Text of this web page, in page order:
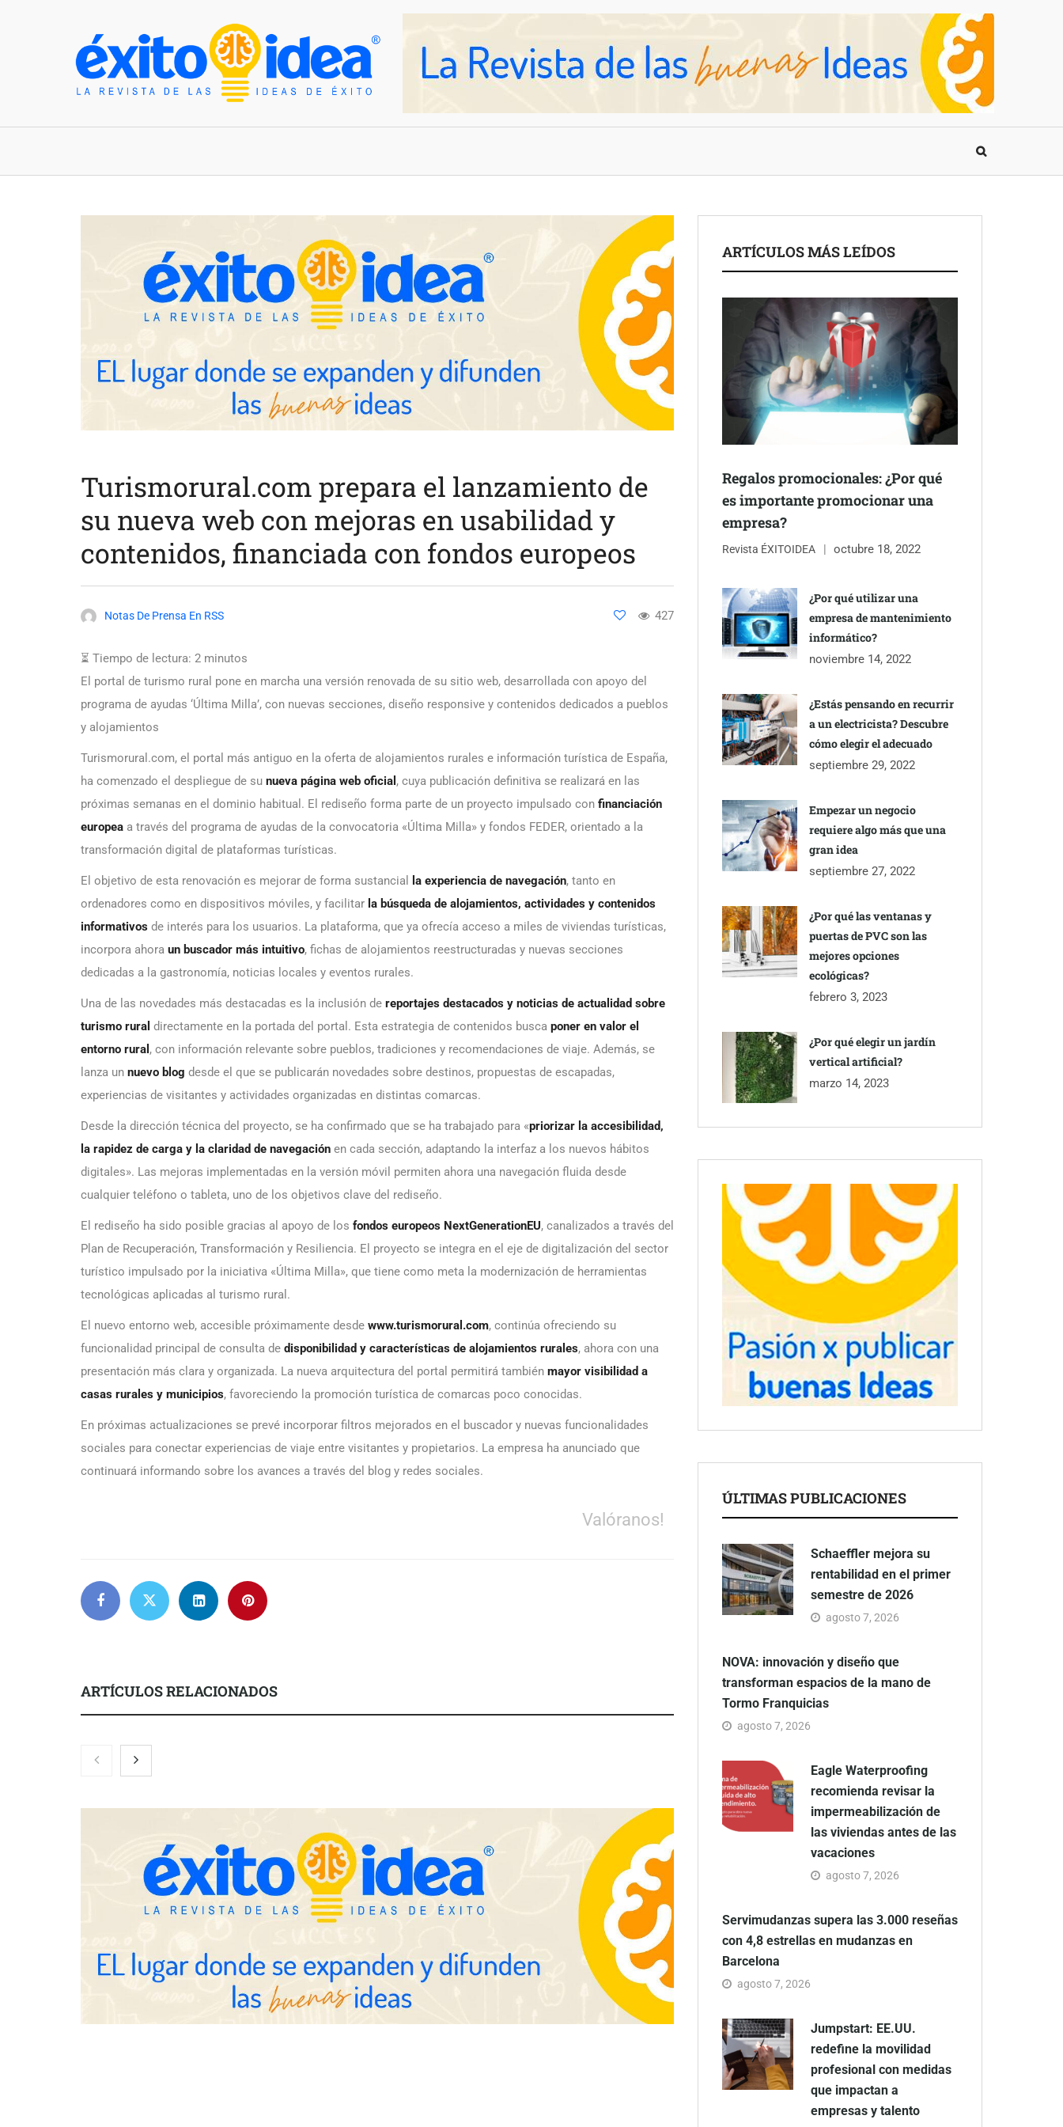
Turismorural.com prepara el lanzamiento de
su nueva web con mejoras en usabilidad y
contenidos, financiada con fondos europeos
Notas De Prensa En RSS 427
⏳ Tiempo de lectura: 2 minutos
El portal de turismo rural pone en marcha una versión renovada de su sitio web, desarrollada con apoyo del
programa de ayudas ‘Última Milla’, con nuevas secciones, diseño responsive y contenidos dedicados a pueblos
y alojamientos
Turismorural.com, el portal más antiguo en la oferta de alojamientos rurales e información turística de España,
ha comenzado el despliegue de su nueva página web oficial , cuya publicación definitiva se realizará en las
próximas semanas en el dominio habitual. El rediseño forma parte de un proyecto impulsado con financiación
europea a través del programa de ayudas de la convocatoria «Última Milla» y fondos FEDER, orientado a la
transformación digital de plataformas turísticas.
El objetivo de esta renovación es mejorar de forma sustancial la experiencia de navegación, tanto en
ordenadores como en dispositivos móviles, y facilitar la búsqueda de alojamientos, actividades y contenidos
informativos de interés para los usuarios. La plataforma, que ya ofrecía acceso a miles de viviendas turísticas,
incorpora ahora un buscador más intuitivo, fichas de alojamientos reestructuradas y nuevas secciones
dedicadas a la gastronomía, noticias locales y eventos rurales.
Una de las novedades más destacadas es la inclusión de reportajes destacados y noticias de actualidad sobre
turismo rural directamente en la portada del portal. Esta estrategia de contenidos busca poner en valor el
entorno rural , con información relevante sobre pueblos, tradiciones y recomendaciones de viaje. Además, se
lanza un nuevo blog desde el que se publicarán novedades sobre destinos, propuestas de escapadas,
experiencias de visitantes y actividades organizadas en distintas comarcas.
Desde la dirección técnica del proyecto, se ha confirmado que se ha trabajado para «priorizar la accesibilidad,
la rapidez de carga y la claridad de navegación en cada sección, adaptando la interfaz a los nuevos hábitos
digitales». Las mejoras implementadas en la versión móvil permiten ahora una navegación fluida desde
cualquier teléfono o tableta, uno de los objetivos clave del rediseño.
El rediseño ha sido posible gracias al apoyo de los fondos europeos NextGenerationEU, canalizados a través del
Plan de Recuperación, Transformación y Resiliencia. El proyecto se integra en el eje de digitalización del sector
turístico impulsado por la iniciativa «Última Milla», que tiene como meta la modernización de herramientas
tecnológicas aplicadas al turismo rural.
El nuevo entorno web, accesible próximamente desde www.turismorural.com, continúa ofreciendo su
funcionalidad principal de consulta de disponibilidad y características de alojamientos rurales, ahora con una
presentación más clara y organizada. La nueva arquitectura del portal permitirá también mayor visibilidad a
casas rurales y municipios, favoreciendo la promoción turística de comarcas poco conocidas.
En próximas actualizaciones se prevé incorporar filtros mejorados en el buscador y nuevas funcionalidades
sociales para conectar experiencias de viaje entre visitantes y propietarios. La empresa ha anunciado que
continuará informando sobre los avances a través del blog y redes sociales.
Valóranos!
ARTÍCULOS RELACIONADOS
Schaeffler mejora su rentabilidad
en el primer semestre de 2026
Eagle Waterproofing recomienda
revisar la impermeabilización de
las viviendas antes de las
Servimudanzas supera las 3.000
ARTÍCULOS MÁS LEÍDOS
Regalos promocionales: ¿Por qué
es importante promocionar una
empresa?
Revista ÉXITOIDEA octubre 18, 2022
¿Por qué utilizar una
empresa de mantenimiento
informático?
noviembre 14, 2022
¿Estás pensando en recurrir
a un electricista? Descubre
cómo elegir el adecuado
septiembre 29, 2022
Empezar un negocio
requiere algo más que una
gran idea
septiembre 27, 2022
¿Por qué las ventanas y
puertas de PVC son las
mejores opciones
ecológicas?
febrero 3, 2023
¿Por qué elegir un jardín
vertical artificial?
marzo 14, 2023
ÚLTIMAS PUBLICACIONES
Schaeffler mejora su
rentabilidad en el primer
semestre de 2026
agosto 7, 2026
NOVA: innovación y diseño que
transforman espacios de la mano de
Tormo Franquicias
agosto 7, 2026
Eagle Waterproofing
recomienda revisar la
impermeabilización de
las viviendas antes de las
vacaciones
agosto 7, 2026
Servimudanzas supera las 3.000 reseñas
con 4,8 estrellas en mudanzas en
Barcelona
agosto 7, 2026
Jumpstart: EE.UU.
redefine la movilidad
profesional con medidas
que impactan a
empresas y talento